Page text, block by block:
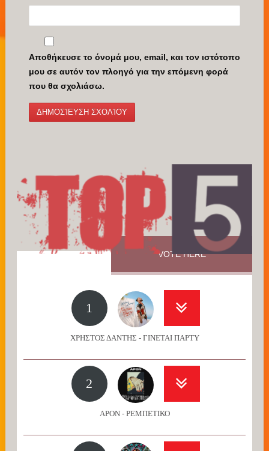
Αποθήκευσε το όνομά μου, email, και τον ιστότοπο
μου σε αυτόν τον πλοηγό για την επόμενη φορά
που θα σχολιάσω.
VOTE HERE
1
ΧΡΗΣΤΟΣ ΔΑΝΤΗΣ - ΓΙΝΕΤΑΙ ΠΑΡΤΥ
2
APON - ΡΕΜΠΕΤΙΚΟ